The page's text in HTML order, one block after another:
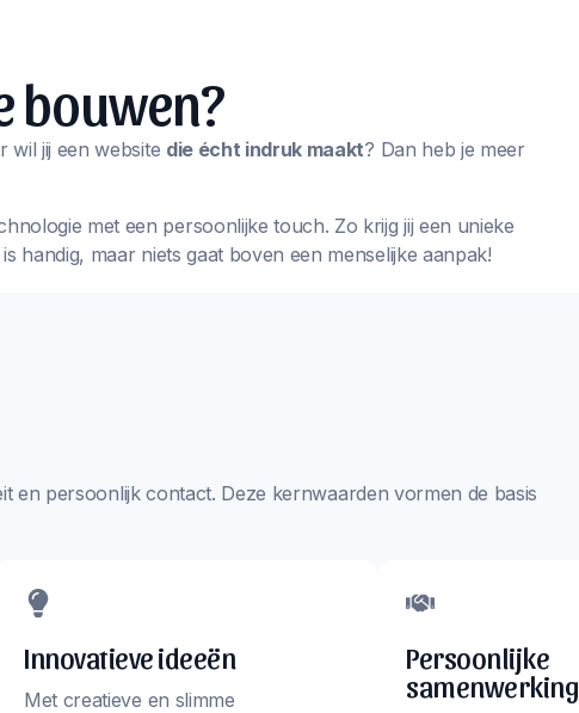
bouwen?
wil jij een website die écht indruk maakt? Dan heb je meer
met een persoonlijke touch. Zo krijg jij een unieke
handig, maar niets gaat boven een menselijke aanpak!
en persoonlijk contact. Deze kernwaarden vormen de basis
Innovatieve ideeën
Met creatieve en slimme
Persoonlijke
samenwerking